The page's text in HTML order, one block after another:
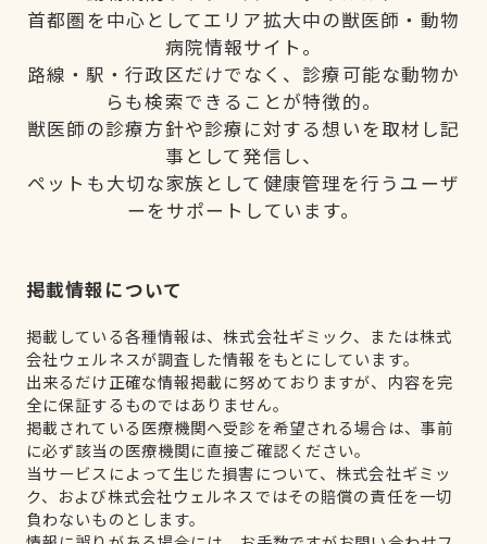
首都圏を中心としてエリア拡大中の獣医師・動物
病院情報サイト。
路線・駅・行政区だけでなく、診療可能な動物か
らも検索できることが特徴的。
獣医師の診療方針や診療に対する想いを取材し記
事として発信し、
ペットも大切な家族として健康管理を行うユーザ
ーをサポートしています。
掲載情報について
掲載している各種情報は、株式会社ギミック、または株式
会社ウェルネスが調査した情報をもとにしています。
出来るだけ正確な情報掲載に努めておりますが、内容を完
全に保証するものではありません。
掲載されている医療機関へ受診を希望される場合は、事前
に必ず該当の医療機関に直接ご確認ください。
当サービスによって生じた損害について、株式会社ギミッ
ク、および株式会社ウェルネスではその賠償の責任を一切
負わないものとします。